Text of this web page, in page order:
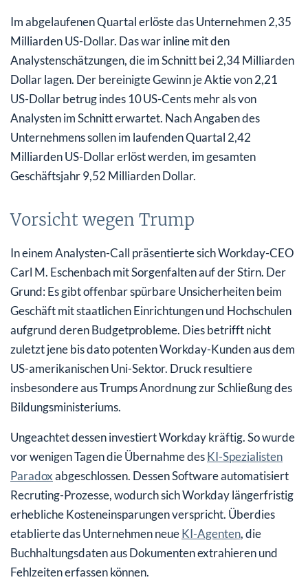
Im abgelaufenen Quartal erlöste das Unternehmen 2,35
Milliarden US-Dollar. Das war inline mit den
Analystenschätzungen, die im Schnitt bei 2,34 Milliarden
Dollar lagen. Der bereinigte Gewinn je Aktie von 2,21
US-Dollar betrug indes 10 US-Cents mehr als von
Analysten im Schnitt erwartet. Nach Angaben des
Unternehmens sollen im laufenden Quartal 2,42
Milliarden US-Dollar erlöst werden, im gesamten
Geschäftsjahr 9,52 Milliarden Dollar.
Vorsicht wegen Trump
In einem Analysten-Call präsentierte sich Workday-CEO
Carl M. Eschenbach mit Sorgenfalten auf der Stirn. Der
Grund: Es gibt offenbar spürbare Unsicherheiten beim
Geschäft mit staatlichen Einrichtungen und Hochschulen
aufgrund deren Budgetprobleme. Dies betrifft nicht
zuletzt jene bis dato potenten Workday-Kunden aus dem
US-amerikanischen Uni-Sektor. Druck resultiere
insbesondere aus Trumps Anordnung zur Schließung des
Bildungsministeriums.
Ungeachtet dessen investiert Workday kräftig. So wurde
vor wenigen Tagen die Übernahme desKI-Spezialisten
Paradoxabgeschlossen. Dessen Software automatisiert
Recruting-Prozesse, wodurch sich Workday längerfristig
erhebliche Kosteneinsparungen verspricht. Überdies
etablierte das Unternehmen neueKI-Agenten, die
Buchhaltungsdaten aus Dokumenten extrahieren und
Fehlzeiten erfassen können.